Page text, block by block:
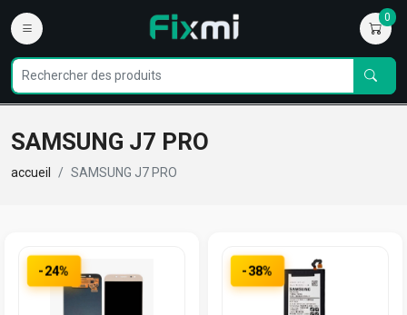
0
SAMSUNG J7 PRO
accueil SAMSUNG J7 PRO
-24% -38%